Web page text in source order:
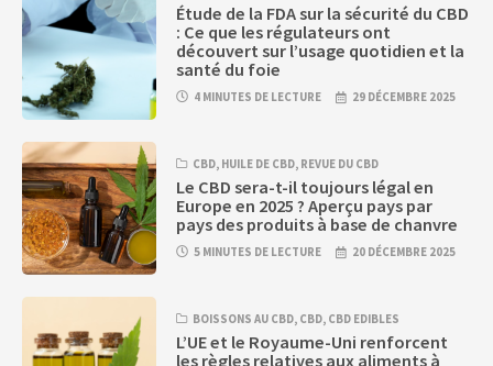
Étude de la FDA sur la sécurité du CBD
: Ce que les régulateurs ont
découvert sur l’usage quotidien et la
santé du foie
4 MINUTES DE LECTURE 29 DÉCEMBRE 2025
CBD, HUILE DE CBD, REVUE DU CBD
Le CBD sera-t-il toujours légal en
Europe en 2025 ? Aperçu pays par
pays des produits à base de chanvre
5 MINUTES DE LECTURE 20 DÉCEMBRE 2025
BOISSONS AU CBD, CBD, CBD EDIBLES
L’UE et le Royaume-Uni renforcent
les règles relatives aux aliments à